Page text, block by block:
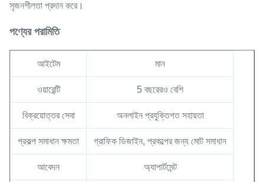
সৃজনশীলতা প্রদান করে।
পণ্যের পরামিতি
আইটেম মান
ওয়ারেন্টি 5 বছরেরও বেশি
বিক্রয়োত্তর সেবা অনলাইন প্রযুক্তিগত সহায়তা
প্রকল্প সমাধান ক্ষমতা গ্রাফিক ডিজাইন, প্রকল্পের জন্য মোট সমাধান
আবেদন অ্যাপার্টমেন্ট